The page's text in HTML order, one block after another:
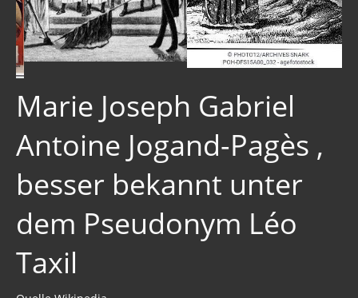
Der globale Prädiktor
Rom und Jerusalem
Satanischer Kalender
Geschichte 2020
Trump, Putin, Xi, der falsche Franziskus
»Lolita Express« Jeffrey Epstein
Jason Mason
1. Weltkrieg
Marie Joseph Gabriel
Antoine Jogand-Pagès ,
besser bekannt unter
dem Pseudonym Léo
Taxil